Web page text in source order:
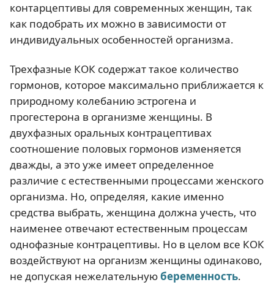
контарцептивы для современных женщин, так
как подобрать их можно в зависимости от
индивидуальных особенностей организма.
Трехфазные КОК содержат такое количество
гормонов, которое максимально приближается к
природному колебанию эстрогена и
прогестерона в организме женщины. В
двухфазных оральных контрацептивах
соотношение половых гормонов изменяется
дважды, а это уже имеет определенное
различие с естественными процессами женского
организма. Но, определяя, какие именно
средства выбрать, женщина должна учесть, что
наименее отвечают естественным процессам
однофазные контрацептивы. Но в целом все КОК
воздействуют на организм женщины одинаково,
не допуская нежелательнуюбеременность.